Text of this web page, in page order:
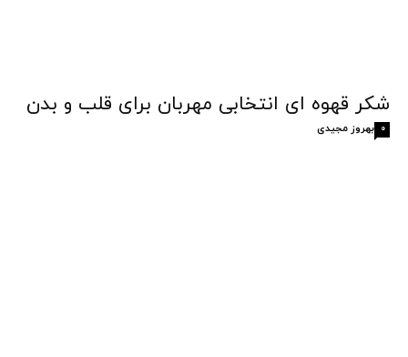
شکر قهوه‌ ای انتخابی مهربان برای قلب و بدن
بهروز مجیدی 0